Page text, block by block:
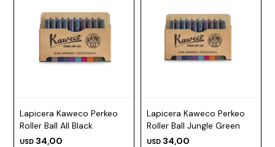
Lapicera Kaweco Perkeo
Roller Ball All Black
USD 34,00
Lapicera Kaweco Perkeo
Roller Ball Jungle Green
USD 34,00